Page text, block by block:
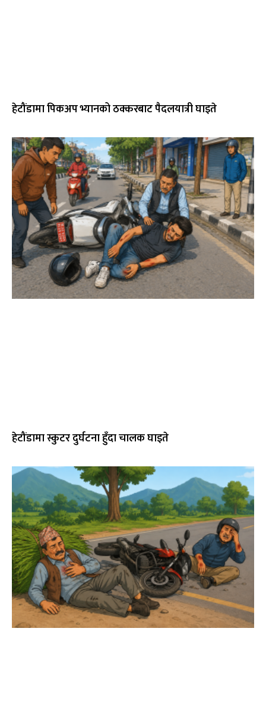
हेटौंडामा पिकअप भ्यानको ठक्करबाट पैदलयात्री घाइते
हेटौंडामा स्कुटर दुर्घटना हुँदा चालक घाइते